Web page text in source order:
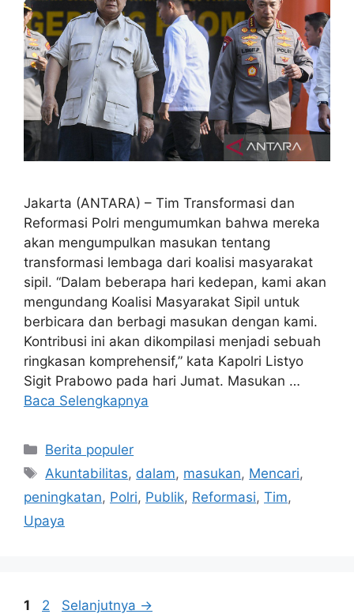
Jakarta (ANTARA) – Tim Transformasi dan
Reformasi Polri mengumumkan bahwa mereka
akan mengumpulkan masukan tentang
transformasi lembaga dari koalisi masyarakat
sipil. “Dalam beberapa hari kedepan, kami akan
mengundang Koalisi Masyarakat Sipil untuk
berbicara dan berbagi masukan dengan kami.
Kontribusi ini akan dikompilasi menjadi sebuah
ringkasan komprehensif,” kata Kapolri Listyo
Sigit Prabowo pada hari Jumat. Masukan …
Baca Selengkapnya
Kategori
Berita populer
Tag
Akuntabilitas, dalam, masukan, Mencari,
peningkatan, Polri, Publik, Reformasi, Tim,
Upaya
Halaman
1 Halaman
2 Selanjutnya →